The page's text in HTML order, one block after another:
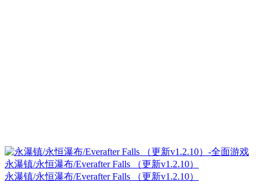
永瀑镇/永恒瀑布/Everafter Falls （更新v1.2.10）
永瀑镇/永恒瀑布/Everafter Falls （更新v1.2.10）